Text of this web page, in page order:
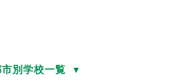
別学校一覧 ▼